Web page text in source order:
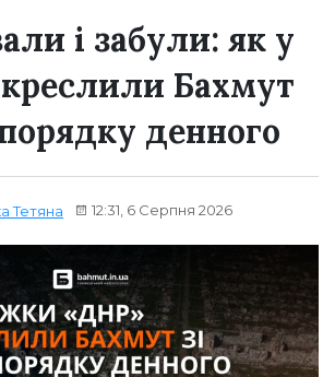
і забули: як у
Бахмут
порядку денного
Тетяна 12:31, 6 Серпня 2026